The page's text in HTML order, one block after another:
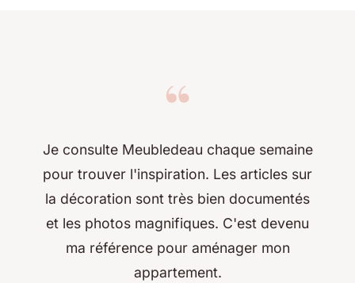
“
Je consulte Meubledeau chaque semaine
pour trouver l'inspiration. Les articles sur
la décoration sont très bien documentés
et les photos magnifiques. C'est devenu
ma référence pour aménager mon
appartement.